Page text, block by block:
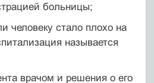
больницы;
человеку стало плохо на
называется
врачом и решения о его